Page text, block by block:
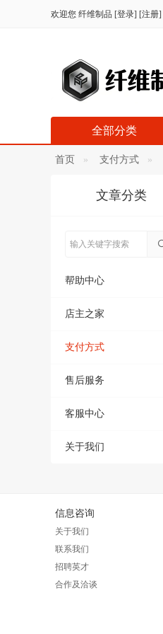
欢迎您 纤维制品 [登录] [注册]
全部分类
首页 支付方式
文章分类
帮助中心
店主之家
支付方式
售后服务
客服中心
关于我们
信息咨询
关于我们
联系我们
招聘英才
合作及洽谈